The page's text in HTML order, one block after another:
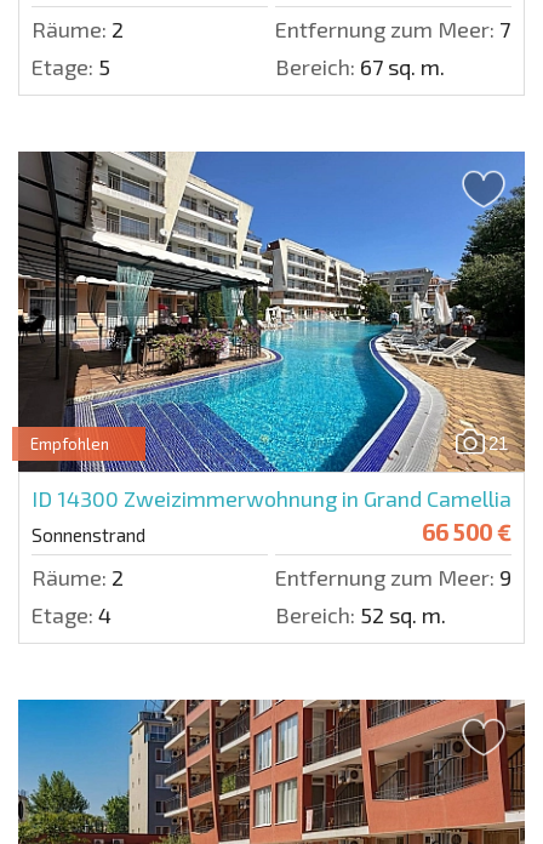
Räume: 2 Entfernung zum Meer: 700
Etage: 5 Bereich: 67 sq. m.
21
Empfohlen
ID 14300 Zweizimmerwohnung in Grand Camellia
Sonnenstrand 66 500 €
Räume: 2 Entfernung zum Meer: 900
Etage: 4 Bereich: 52 sq. m.